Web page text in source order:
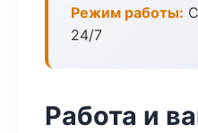
Режим работы:
24/7
Работа и